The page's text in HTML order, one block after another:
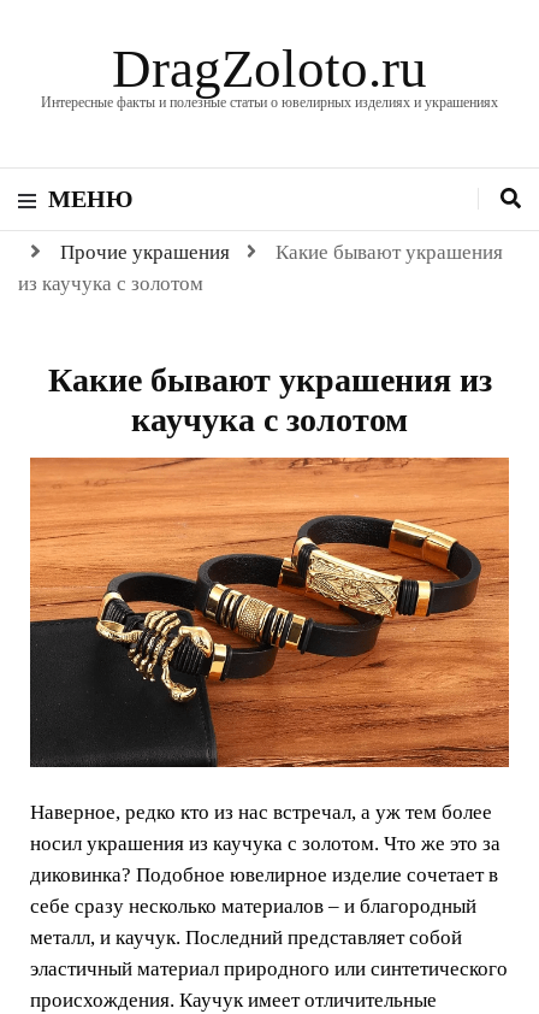
DragZoloto.ru
Интересные факты и полезные статьи о ювелирных изделиях и украшениях
МЕНЮ
Прочие украшения
Какие бывают украшения
из каучука с золотом
Какие бывают украшения из
каучука с золотом
Наверное, редко кто из нас встречал, а уж тем более
носил украшения из каучука с золотом. Что же это за
диковинка? Подобное ювелирное изделие сочетает в
себе сразу несколько материалов – и благородный
металл, и каучук. Последний представляет собой
эластичный материал природного или синтетического
происхождения. Каучук имеет отличительные